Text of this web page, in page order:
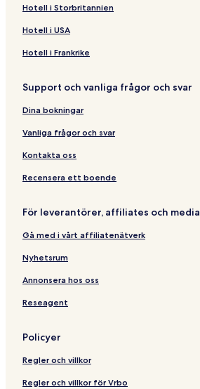
Hotell i Storbritannien
Hotell i USA
Hotell i Frankrike
Support och vanliga frågor och svar
Dina bokningar
Vanliga frågor och svar
Kontakta oss
Recensera ett boende
För leverantörer, affiliates och media
Gå med i vårt affiliatenätverk
Nyhetsrum
Annonsera hos oss
Reseagent
Policyer
Regler och villkor
Regler och villkor för Vrbo